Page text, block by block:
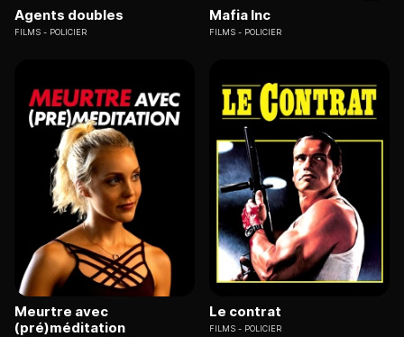
Agents doubles
FILMS POLICIER
Mafia Inc
FILMS POLICIER
Meurtre avec
(pré)méditation
Le contrat
FILMS POLICIER